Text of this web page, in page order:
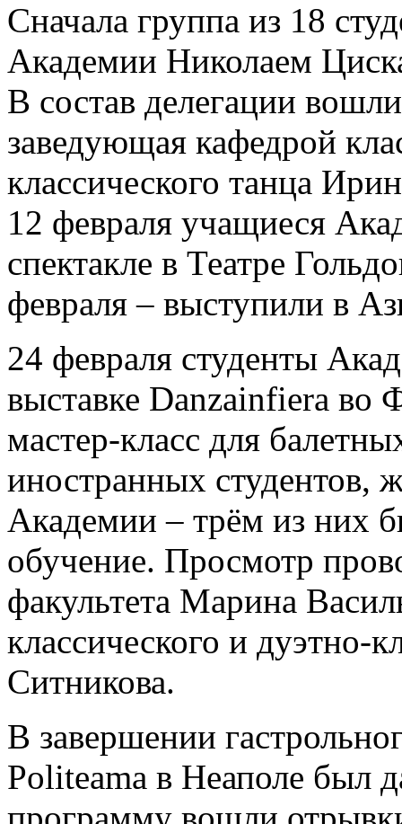
Сначала группа из 18
Академии Николаем
В состав делегации
заведующая кафедрой
классического танца
12 февраля учащиеся
спектакле в Театре
февраля – выступили в
24 февраля студенты
выставке Danzainfiera во
мастер-класс для
иностранных студентов,
Академии – трём из них
обучение. Просмотр
факультета Марина
классического и дуэтно-
Ситникова.
В завершении
Politeama в Неаполе был